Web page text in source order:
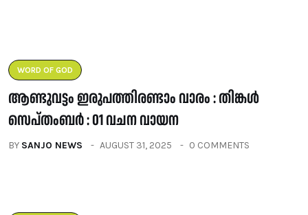
WORD OF GOD
ആണ്ടുവട്ടം ഇരുപത്തിരണ്ടാം വാരം : തിങ്കൾ
സെപ്തംബർ : 01 വചന വായന
BY SANJO NEWS AUGUST 31, 2025 0 COMMENTS